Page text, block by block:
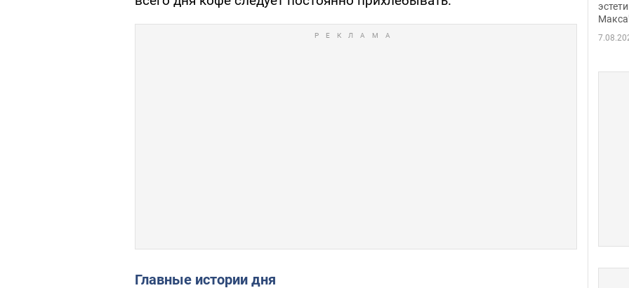
Главные истории дня